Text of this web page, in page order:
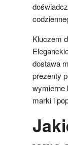
Kluczem
dostawa
prezenty
wymierne
marki i